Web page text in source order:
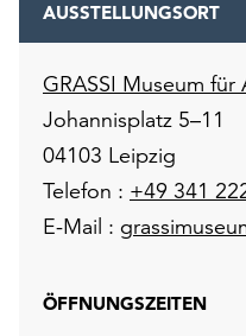
AUSSTELLUNGSORT
GRASSI Museum
Johannisplatz 5–11
04103 Leipzig
Telefon : +49 341
E-Mail :
ÖFFNUNGSZEITEN